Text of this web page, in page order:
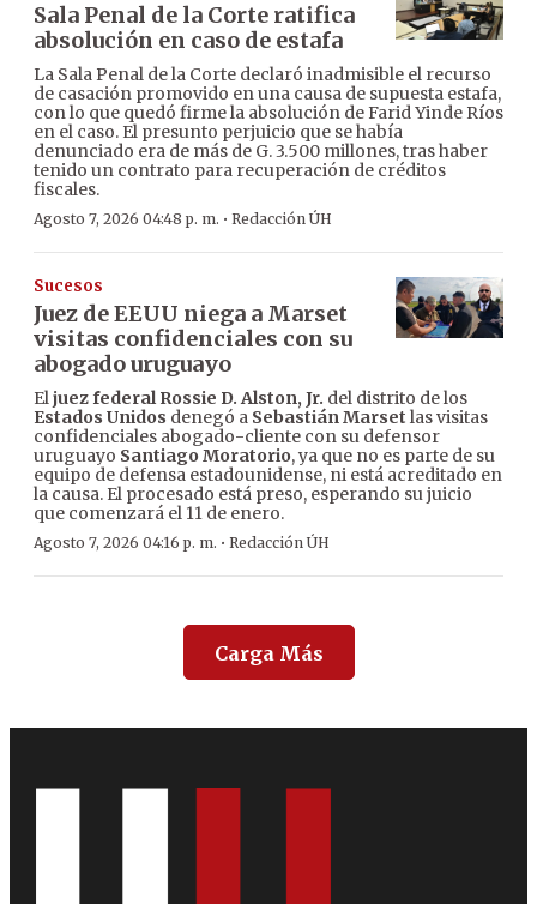
Sala Penal de la Corte ratifica
absolución en caso de estafa
La Sala Penal de la Corte declaró inadmisible el recurso
de casación promovido en una causa de supuesta estafa,
con lo que quedó firme la absolución de Farid Yinde Ríos
en el caso. El presunto perjuicio que se había
denunciado era de más de G. 3.500 millones, tras haber
tenido un contrato para recuperación de créditos
fiscales.
Agosto 7, 2026 04:48 p. m. · Redacción ÚH
Sucesos
Juez de EEUU niega a Marset
visitas confidenciales con su
abogado uruguayo
Eljuez federal Rossie D. Alston, Jr. del distrito de los
Estados Unidos denegó a Sebastián Marset las visitas
confidenciales abogado-cliente con su defensor
uruguayo Santiago Moratorio, ya que no es parte de su
equipo de defensa estadounidense, ni está acreditado en
la causa. El procesado está preso, esperando su juicio
que comenzará el 11 de enero.
Agosto 7, 2026 04:16 p. m. · Redacción ÚH
Carga Más